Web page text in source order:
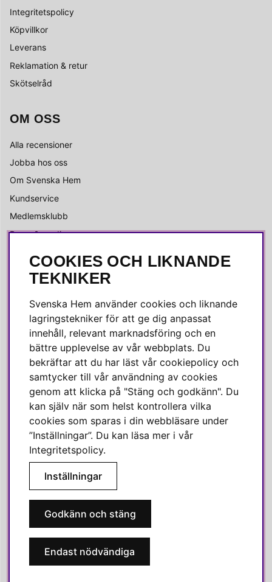
Integritetspolicy
Köpvillkor
Leverans
Reklamation & retur
Skötselråd
OM OSS
Alla recensioner
Jobba hos oss
Om Svenska Hem
Kundservice
Medlemsklubb
Press & media
SOCIALA MEDIER
Instagram
Linkedin
Pinterest
SVENSKA HEM
Varmt välkommen till Svenska Hem!
Vi värdesätter våra kunder högt och finns här för att hjälpa dig
om du har några frågor eller vill ha inspiration.
010-35 00 610
E-post: e-handel@svenskahem.se
Våra butiker
COOKIES OCH LIKNANDE
TEKNIKER
Svenska Hem använder cookies och liknande
lagringstekniker för att ge dig anpassat
innehåll, relevant marknadsföring och en
bättre upplevelse av vår webbplats. Du
bekräftar att du har läst vår cookiepolicy och
samtycker till vår användning av cookies
genom att klicka på "Stäng och godkänn". Du
kan själv när som helst kontrollera vilka
cookies som sparas i din webbläsare under
”Inställningar”. Du kan läsa mer i vår
Integritetspolicy.
Inställningar
Godkänn och stäng
Endast nödvändiga